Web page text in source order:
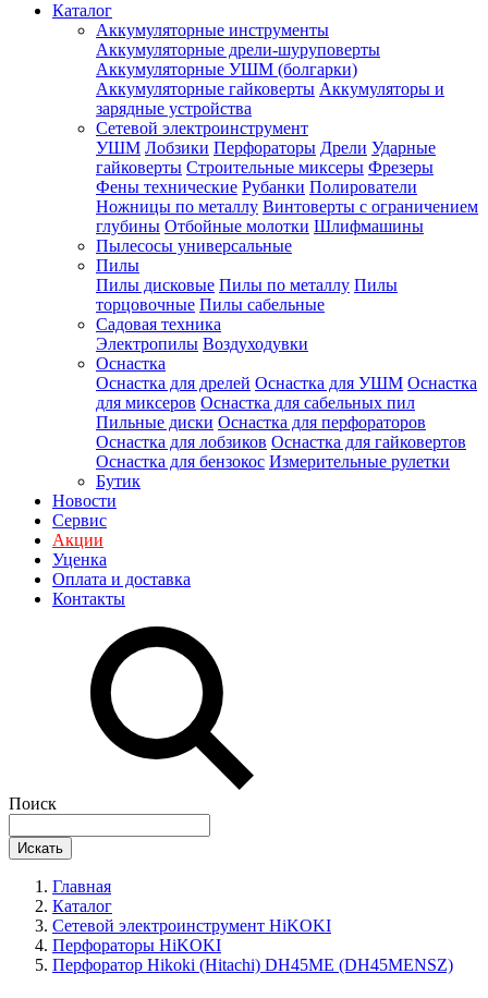
Каталог
Аккумуляторные инструменты
Аккумуляторные дрели-шуруповерты
Аккумуляторные УШМ (болгарки)
Аккумуляторные гайковерты Аккумуляторы и
зарядные устройства
Сетевой электроинструмент
УШМ Лобзики Перфораторы Дрели Ударные
гайковерты Строительные миксеры Фрезеры
Фены технические Рубанки Полирователи
Ножницы по металлу Винтоверты с ограничением
глубины Отбойные молотки Шлифмашины
Пылесосы универсальные
Пилы
Пилы дисковые Пилы по металлу Пилы
торцовочные Пилы сабельные
Садовая техника
Электропилы Воздуходувки
Оснастка
Оснастка для дрелей Оснастка для УШМ Оснастка
для миксеров Оснастка для сабельных пил
Пильные диски Оснастка для перфораторов
Оснастка для лобзиков Оснастка для гайковертов
Оснастка для бензокос Измерительные рулетки
Бутик
Новости
Сервис
Акции
Уценка
Оплата и доставка
Контакты
Поиск
Искать
Главная
Каталог
Сетевой электроинструмент HiKOKI
Перфораторы HiKOKI
Перфоратор Hikoki (Hitachi) DH45ME (DH45MENSZ)